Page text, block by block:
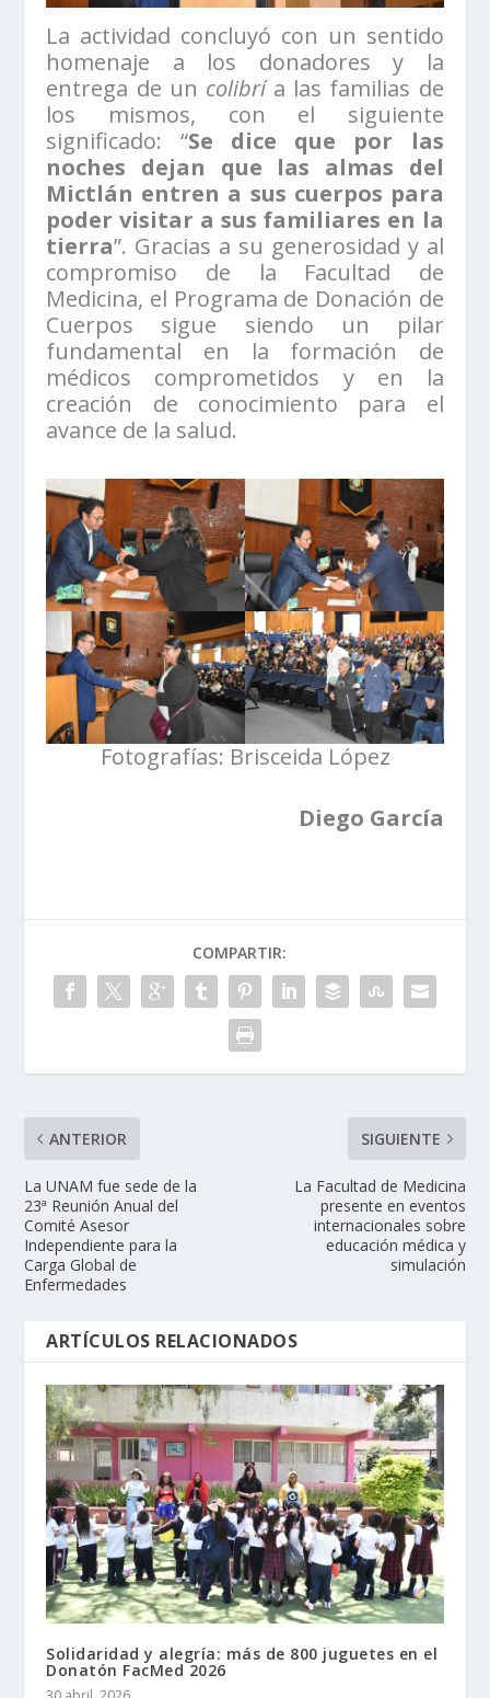
La actividad concluyó con un sentido
homenaje a los donadores y la
entrega de un colibrí a las familias de
los mismos, con el siguiente
significado: “Se dice que por las
noches dejan que las almas del
Mictlán entren a sus cuerpos para
poder visitar a sus familiares en la
tierra”. Gracias a su generosidad y al
compromiso de la Facultad de
Medicina, el Programa de Donación de
Cuerpos sigue siendo un pilar
fundamental en la formación de
médicos comprometidos y en la
creación de conocimiento para el
avance de la salud.
Fotografías: Brisceida López
Diego García
COMPARTIR:
ANTERIOR
La UNAM fue sede de la
23ª Reunión Anual del
Comité Asesor
Independiente para la
Carga Global de
Enfermedades
SIGUIENTE
La Facultad de Medicina
presente en eventos
internacionales sobre
educación médica y
simulación
ARTÍCULOS RELACIONADOS
Solidaridad y alegría: más de 800 juguetes en el
Donatón FacMed 2026